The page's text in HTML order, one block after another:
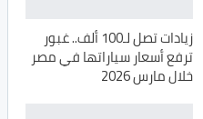
زيادات تصل لـ100 ألف.. غبور
ترفع أسعار سياراتها في مصر
خلال مارس 2026